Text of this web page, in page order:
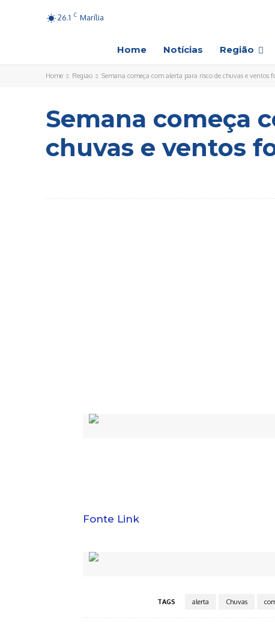
26.1 C Marília
Home Notícias Região
Home Regiao Semana começa com alerta para risco de chuvas e ventos
Semana começa
chuvas e ventos
Fonte Link
TAGS alerta Chuvas